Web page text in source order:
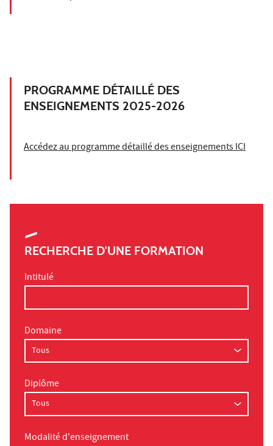
PROGRAMME DÉTAILLÉ DES
ENSEIGNEMENTS 2025-2026
Accédez au programme détaillé des enseignements ICI
RECHERCHE D'UNE FORMATION
Intitulé
Domaine
Diplôme
Modalité d'enseignement